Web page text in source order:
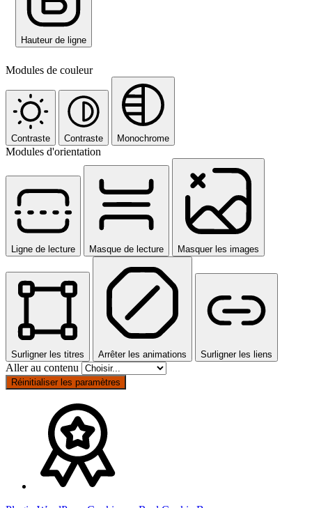
Hauteur de ligne
Modules de couleur
Contraste Contraste Monochrome
Modules d'orientation
Ligne de lecture Masque de lecture Masquer les images
Surligner les titres Arrêter les animations Surligner les liens
Aller au contenu
Réinitialiser les paramètres